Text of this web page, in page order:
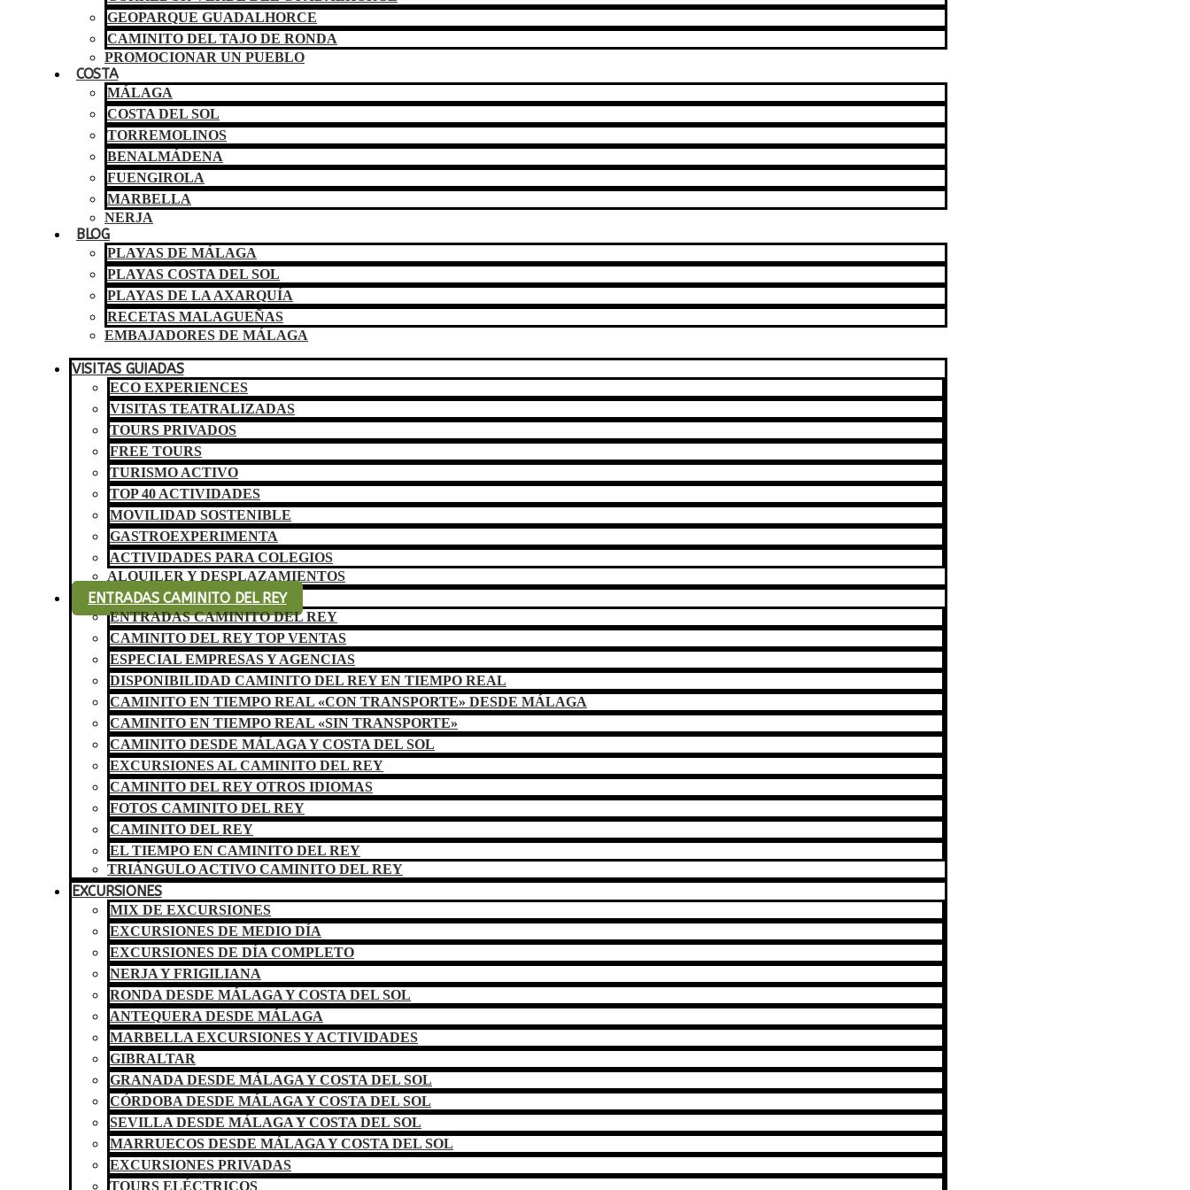
GEOPARQUE GUADALHORCE
CAMINITO DEL TAJO DE RONDA
PROMOCIONAR UN PUEBLO
COSTA
MÁLAGA
COSTA DEL SOL
TORREMOLINOS
BENALMÁDENA
FUENGIROLA
MARBELLA
NERJA
BLOG
PLAYAS DE MÁLAGA
PLAYAS COSTA DEL SOL
PLAYAS DE LA AXARQUÍA
RECETAS MALAGUEÑAS
EMBAJADORES DE MÁLAGA
VISITAS GUIADAS
ECO EXPERIENCES
VISITAS TEATRALIZADAS
TOURS PRIVADOS
FREE TOURS
TURISMO ACTIVO
TOP 40 ACTIVIDADES
MOVILIDAD SOSTENIBLE
GASTROEXPERIMENTA
ACTIVIDADES PARA COLEGIOS
ALQUILER Y DESPLAZAMIENTOS
ENTRADAS CAMINITO DEL REY
ENTRADAS CAMINITO DEL REY
CAMINITO DEL REY TOP VENTAS
ESPECIAL EMPRESAS Y AGENCIAS
DISPONIBILIDAD CAMINITO DEL REY EN TIEMPO REAL
CAMINITO EN TIEMPO REAL «CON TRANSPORTE» DESDE MÁLAGA
CAMINITO EN TIEMPO REAL «SIN TRANSPORTE»
CAMINITO DESDE MÁLAGA Y COSTA DEL SOL
EXCURSIONES AL CAMINITO DEL REY
CAMINITO DEL REY OTROS IDIOMAS
FOTOS CAMINITO DEL REY
CAMINITO DEL REY
EL TIEMPO EN CAMINITO DEL REY
TRIÁNGULO ACTIVO CAMINITO DEL REY
EXCURSIONES
MIX DE EXCURSIONES
EXCURSIONES DE MEDIO DÍA
EXCURSIONES DE DÍA COMPLETO
NERJA Y FRIGILIANA
RONDA DESDE MÁLAGA Y COSTA DEL SOL
ANTEQUERA DESDE MÁLAGA
MARBELLA EXCURSIONES Y ACTIVIDADES
GIBRALTAR
GRANADA DESDE MÁLAGA Y COSTA DEL SOL
CÓRDOBA DESDE MÁLAGA Y COSTA DEL SOL
SEVILLA DESDE MÁLAGA Y COSTA DEL SOL
MARRUECOS DESDE MÁLAGA Y COSTA DEL SOL
EXCURSIONES PRIVADAS
TOURS ELÉCTRICOS